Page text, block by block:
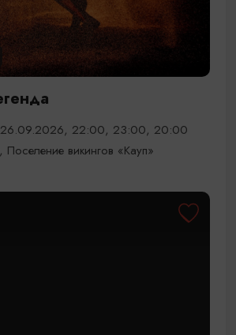
22:00, 23:00, 20:00
Поселение викингов «Кауп»